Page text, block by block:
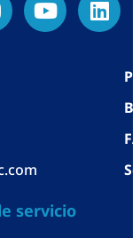
servicio